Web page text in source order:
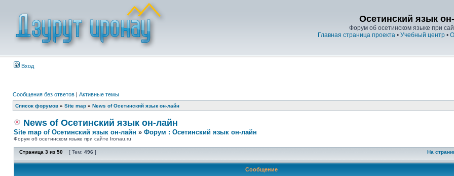
Осетинский язык
Форум об осетинском языке при
Главная страница проекта • Учебный центр •
Вход
Сообщения без ответов | Активные темы
Список форумов » Site map » News of Осетинский язык он-лайн
News of Осетинский язык он-лайн
Site map of Осетинский язык он-лайн » Форум : Осетинский язык он-лайн
Форум об осетинском языке при сайте Ironau.ru
Страница 3 из 50 [ Тем: 496 ] На
Сообщение